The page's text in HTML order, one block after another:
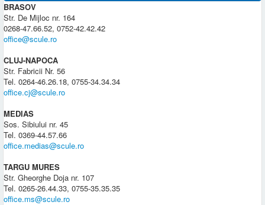
BRASOV
Str. De Mijloc nr. 164
0268-47.66.52, 0752-42.42.42
office@scule.ro
CLUJ-NAPOCA
Str. Fabricii Nr. 56
Tel. 0264-46.26.18, 0755-34.34.34
office.cj@scule.ro
MEDIAS
Sos. Sibiului nr. 45
Tel. 0369-44.57.66
office.medias@scule.ro
TARGU MURES
Str. Gheorghe Doja nr. 107
Tel. 0265-26.44.33, 0755-35.35.35
office.ms@scule.ro